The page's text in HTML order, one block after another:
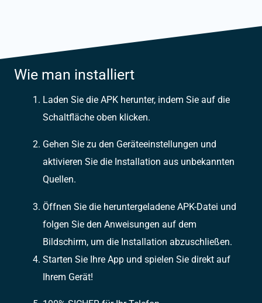
Wie man installiert
Laden Sie die APK herunter, indem Sie auf die
Schaltfläche oben klicken.
Gehen Sie zu den Geräteeinstellungen und
aktivieren Sie die Installation aus unbekannten
Quellen.
Öffnen Sie die heruntergeladene APK-Datei und
folgen Sie den Anweisungen auf dem
Bildschirm, um die Installation abzuschließen.
Starten Sie Ihre App und spielen Sie direkt auf
Ihrem Gerät!